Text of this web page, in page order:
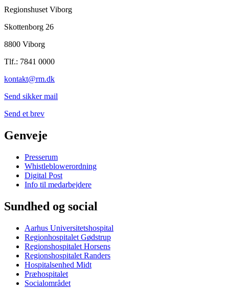
Regionshuset Viborg
Skottenborg 26
8800 Viborg
Tlf.: 7841 0000
kontakt@rm.dk
Send sikker mail
Send et brev
Genveje
Presserum
Whistleblowerordning
Digital Post
Info til medarbejdere
Sundhed og social
Aarhus Universitetshospital
Regionhospitalet Gødstrup
Regionshospitalet Horsens
Regionshospitalet Randers
Hospitalsenhed Midt
Præhospitalet
Socialområdet